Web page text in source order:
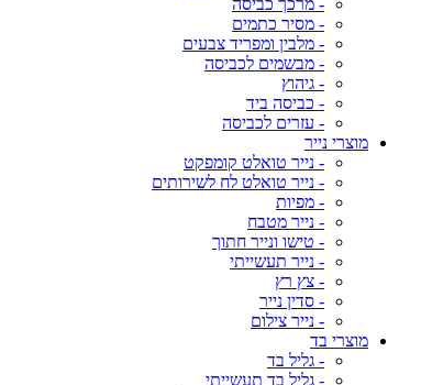
- מרכך כביסה
- מסיר כתמים
- מלבין ומפריד צבעים
- מבשמים לכביסה
- גיהוץ
- כביסה ביד
- עזרים לכביסה
מוצרי נייר
- נייר טואלט קומפקט
- נייר טואלט לח לשירותים
- מפיות
- נייר מטבח
- טישו ונייר חתוך
- נייר תעשייתי
- צץ רץ
- סדין נייר
- נייר צילום
מוצרי בד
- גליל בד
- גליל בד תעשייתי